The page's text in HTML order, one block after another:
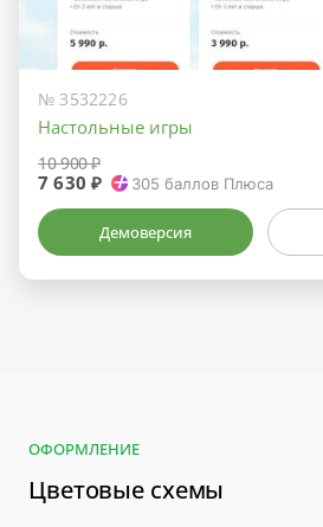
№ 3532226
Настольные игры
10 900 ₽
7 630 ₽ 305 баллов Плюса
Демоверсия
ОФОРМЛЕНИЕ
Цветовые схемы